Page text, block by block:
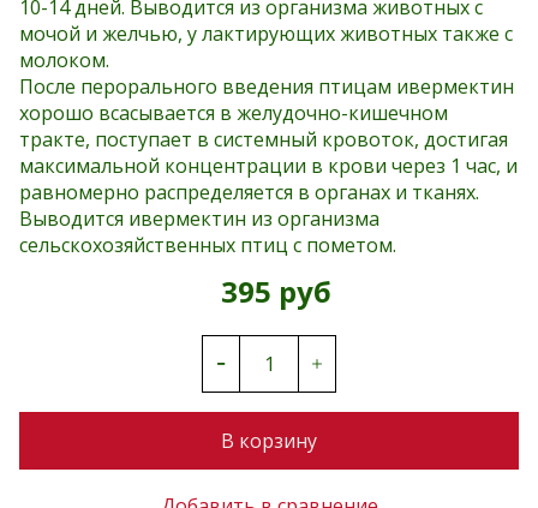
10-14 дней. Выводится из организма животных с
мочой и желчью, у лактирующих животных также с
молоком.
После перорального введения птицам ивермектин
хорошо всасывается в желудочно-кишечном
тракте, поступает в системный кровоток, достигая
максимальной концентрации в крови через 1 час, и
равномерно распределяется в органах и тканях.
Выводится ивермектин из организма
сельскохозяйственных птиц с пометом.
395 руб
В корзину